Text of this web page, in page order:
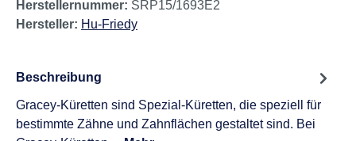
Herstellernummer: SRP15/1693E2
Hersteller: Hu-Friedy
Beschreibung
Gracey-Küretten sind Spezial-Küretten, die speziell für
bestimmte Zähne und Zahnflächen gestaltet sind. Bei